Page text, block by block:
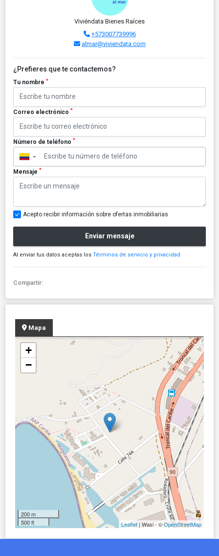
Viviéndata Bienes Raíces
+573007739996
almar@viviendata.com
¿Prefieres que te contactemos?
Tu nombre *
Correo electrónico *
Número de teléfono *
▼
Mensaje *
Acepto recibir información sobre ofertas inmobiliarias
Enviar mensaje
Al enviar tus datos aceptas los Términos de servicio y privacidad
Compartir:
Mapa
+
−
200 m
500 ft
Leaflet | Wasi - ©OpenStreetMap